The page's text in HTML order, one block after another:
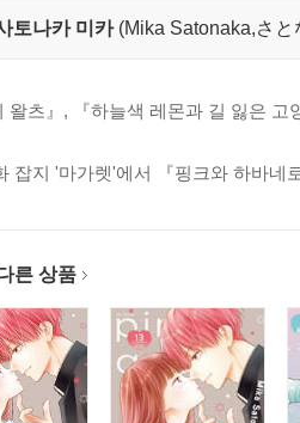
토나카 미카 (Mika Satonaka,さ
왈츠』, 『하늘색 레몬과 길 잃은
잡지 '마가렛'에서 『핑크와 하바네
른 상품